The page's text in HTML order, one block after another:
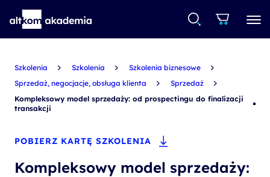
Szkolenia Szkolenia
Szkolenia biznesowe
Sprzedaż, negocjacje, obsługa klienta
Sprzedaż
Kompleksowy model sprzedaży: od prospectingu do finalizacji
transakcji
POBIERZ KARTĘ SZKOLENIA
Kompleksowy model sprzedaży: